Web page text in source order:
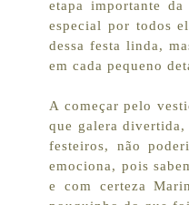
etapa importante
especial por todos
dessa festa linda,
em cada pequeno
A começar pelo
que galera
festeiros, não
emociona, pois
e com certeza